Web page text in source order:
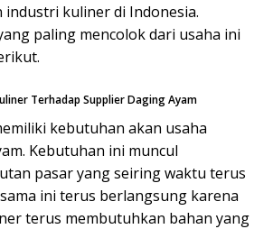
kuliner di Indonesia.
paling mencolok dari usaha ini
Terhadap Supplier Daging Ayam
kebutuhan akan usaha
Kebutuhan ini muncul
pasar yang seiring waktu terus
ini terus berlangsung karena
terus membutuhkan bahan yang